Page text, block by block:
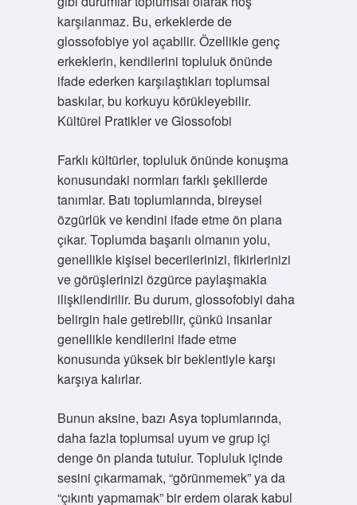
karşılanmaz. Bu, erkeklerde de
glossofobiye yol açabilir. Özellikle genç
erkeklerin, kendilerini topluluk önünde
ifade ederken karşılaştıkları toplumsal
baskılar, bu korkuyu körükleyebilir.
Kültürel Pratikler ve Glossofobi
Farklı kültürler, topluluk önünde konuşma
konusundaki normları farklı şekillerde
tanımlar. Batı toplumlarında, bireysel
özgürlük ve kendini ifade etme ön plana
çıkar. Toplumda başarılı olmanın yolu,
genellikle kişisel becerilerinizi, fikirlerinizi
ve görüşlerinizi özgürce paylaşmakla
ilişkilendirilir. Bu durum, glossofobiyi daha
belirgin hale getirebilir, çünkü insanlar
genellikle kendilerini ifade etme
konusunda yüksek bir beklentiyle karşı
karşıya kalırlar.
Bunun aksine, bazı Asya toplumlarında,
daha fazla toplumsal uyum ve grup içi
denge ön planda tutulur. Topluluk içinde
sesini çıkarmamak, “görünmemek” ya da
“çıkıntı yapmamak” bir erdem olarak kabul